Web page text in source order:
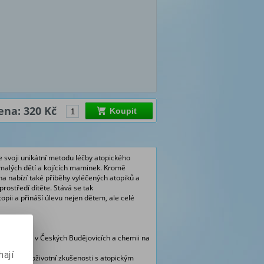
320 Kč Koupit
svoji unikátní metodu léčby atopického
dětí a kojících maminek. Kromě
nabízí také příběhy vyléčených atopiků a
dítěte. Stává se tak
a přináší úlevu nejen dětem, ale celé
v Českých Budějovicích a chemii na
celoživotní zkušenosti s atopickým